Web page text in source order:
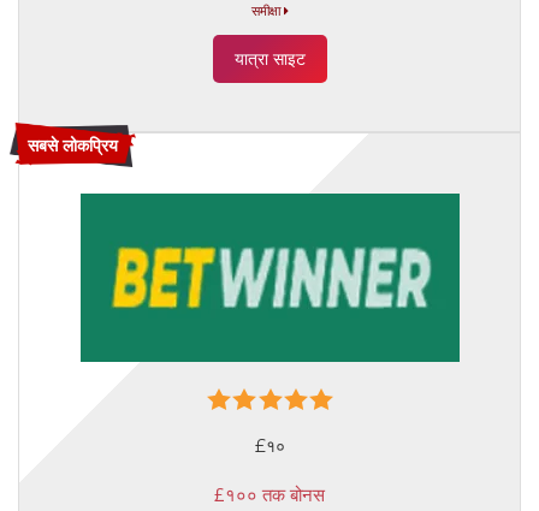
समीक्षा
यात्रा साइट
सबसे लोकप्रिय
£१०
£१०० तक बोनस